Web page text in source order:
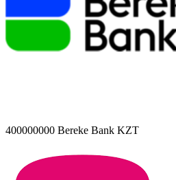
400000000 Bereke Bank KZT